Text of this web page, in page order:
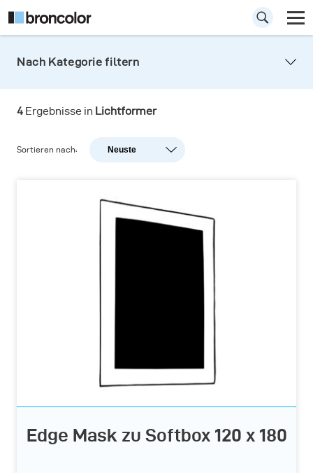
Nach Kategorie filtern
4 Ergebnisse in Lichtformer
Sortieren nach: Neuste
Neuste
A-Z
Edge Mask zu Softbox 120 x 180